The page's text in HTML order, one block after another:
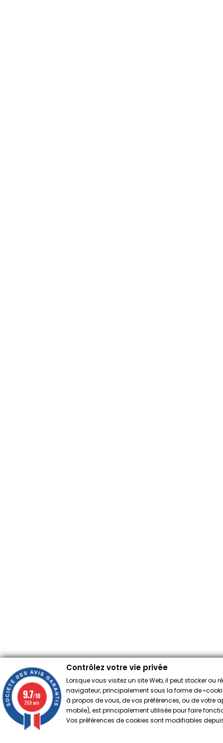
Contrôlez votre vie privée
Lorsque vous visitez un site Web, il peut stocker ou
navigateur, principalement sous la forme de
à propos de vous, de vos préférences, ou de votre
mobile), est principalement utilisée pour faire
Vos préférences de cookies sont modifiables
9.7/10
269 avis